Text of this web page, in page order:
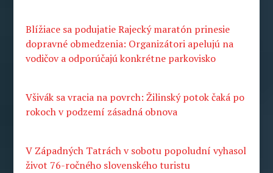
Blížiace sa podujatie Rajecký maratón prinesie
dopravné obmedzenia: Organizátori apelujú na
vodičov a odporúčajú konkrétne parkovisko
Všivák sa vracia na povrch: Žilinský potok čaká po
rokoch v podzemí zásadná obnova
V Západných Tatrách v sobotu popoludní vyhasol
život 76-ročného slovenského turistu